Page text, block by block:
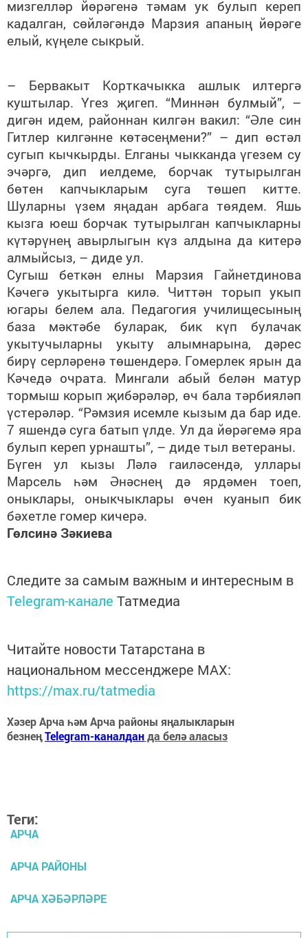
мизгелләр йөрәгенә тәмам ук булып кереп
кадалган, сөйләгәндә Марзия апаның йөрәге
елый, күңеле сыкрый.
– Бервакыт Корткачыкка ашлык илтергә
куштылар. Үгез җигеп. “Миннән булмый”, –
дигән идем, районнан килгән вакил: “Әле син
Гитлер килгәнне көтәсеңмени?” – дип өстәл
сугып кычкырды. Елганы чыкканда үгезем су
эчәргә, дип иелдеме, борчак тутырылган
бөтен капчыкларым суга төшеп китте.
Шуларны үзем яңадан арбага төядем. Яшь
кызга юеш борчак тутырылган капчыкларны
күтәрүнең авырлыгын күз алдына да китерә
алмыйсыз, – диде ул.
Сугыш беткән елны Марзия Гайнетдинова
Кәчегә укытырга килә. Читтән торып укып
югары белем ала. Педагогия училищесының
база мәктәбе буларак, бик күп булачак
укытучыларны укыту алымнарына, дәрес
бирү серләренә төшендерә. Гомерлек ярын да
Кәчедә очрата. Мингали абый белән матур
тормыш корып җибәрәләр, өч бала тәрбияләп
үстерәләр. “Рәмзия исемле кызым да бар иде.
7 яшендә суга батып үлде. Ул да йөрәгемә яра
булып кереп урнашты”, – диде тыл ветераны.
Бүген ул кызы Ләлә гаиләсендә, уллары
Марсель һәм Әнәснең дә ярдәмен тоеп,
оныклары, оныкчыклары өчен куанып бик
бәхетле гомер кичерә.
Гөлсинә Зәкиева
Следите за самым важным и интересным в
Telegram-канале Татмедиа
Читайте новости Татарстана в
национальном мессенджере MАХ:
https://max.ru/tatmedia
Хәзер Арча һәм Арча районы яңалыкларын
безнеңTelegram-каналданда белә аласыз
Теги:
АРЧА
АРЧА РАЙОНЫ
АРЧА ХӘБӘРЛӘРЕ